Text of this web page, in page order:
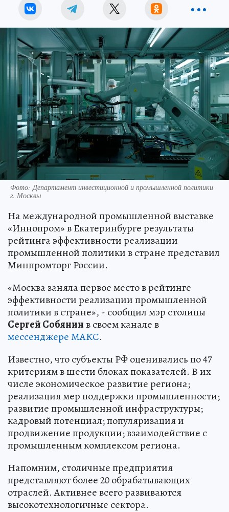
Фото: Департамент инвестиционной и промышленной политики
г. Москвы
На международной промышленной выставке
«Иннопром» в Екатеринбурге результаты
рейтинга эффективности реализации
промышленной политики в стране представил
Минпромторг России.
«Москва заняла первое место в рейтинге
эффективности реализации промышленной
политики в стране», - сообщил мэр столицы
Сергей Собянинв своем канале в
мессенджере МАКС.
Известно, что субъекты РФ оценивались по 47
критериям в шести блоках показателей. В их
числе экономическое развитие региона;
реализация мер поддержки промышленности;
развитие промышленной инфраструктуры;
кадровый потенциал; популяризация и
продвижение продукции; взаимодействие с
промышленным комплексом региона.
Напомним, столичные предприятия
представляют более 20 обрабатывающих
отраслей. Активнее всего развиваются
высокотехнологичные сектора.